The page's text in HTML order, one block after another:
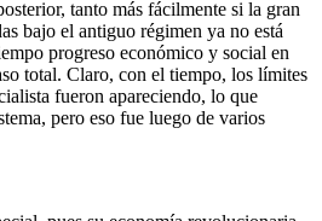
tanto más fácilmente si la gran
bajo el antiguo régimen ya no está
progreso económico y social en
total. Claro, con el tiempo, los límites
fueron apareciendo, lo que
pero eso fue luego de varios